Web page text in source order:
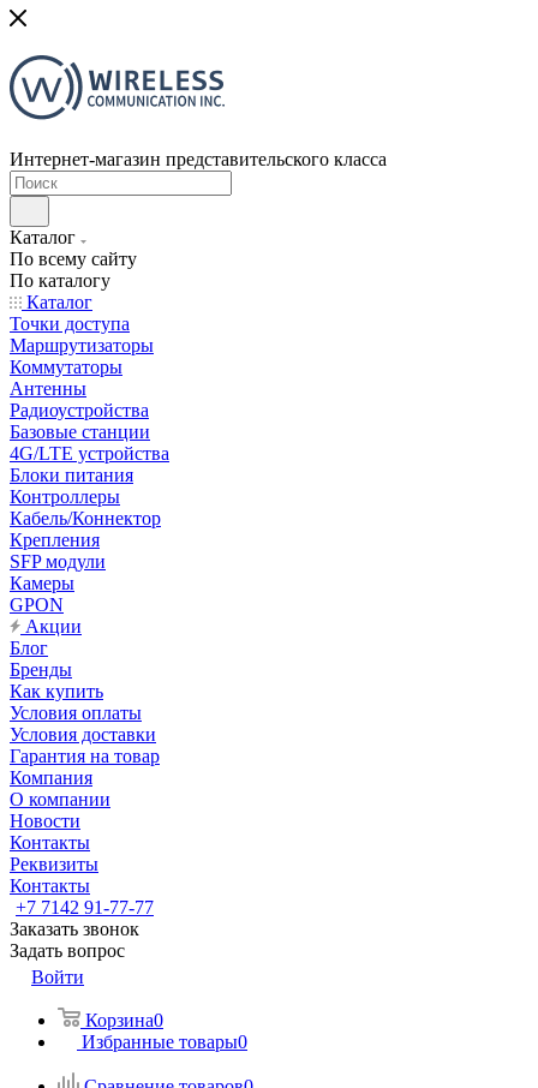
Интернет-магазин представительского класса
Каталог
По всему сайту
По каталогу
Каталог
Точки доступа
Маршрутизаторы
Коммутаторы
Антенны
Радиоустройства
Базовые станции
4G/LTE устройства
Блоки питания
Контроллеры
Кабель/Коннектор
Крепления
SFP модули
Камеры
GPON
Акции
Блог
Бренды
Как купить
Условия оплаты
Условия доставки
Гарантия на товар
Компания
О компании
Новости
Контакты
Реквизиты
Контакты
+7 7142 91-77-77
Заказать звонок
Задать вопрос
Войти
Корзина0
Избранные товары0